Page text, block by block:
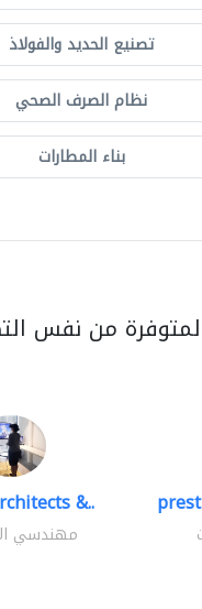
تصنيع الحديد والفولاذ
نظام الصرف الصحي
بناء المطارات
من نفس
&..
مهندسي